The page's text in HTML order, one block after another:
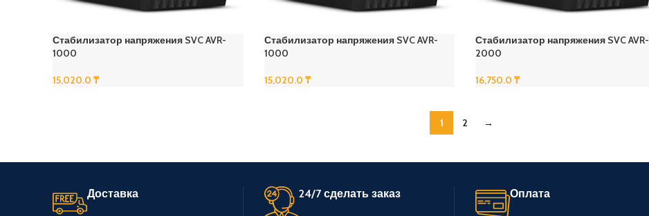
Стабилизатор напряжения SVC AVR-
1000
15,020.0 ₸
Стабилизатор напряжения SVC AVR-
1000
15,020.0 ₸
Стабилизатор напряжения SVC AVR-
2000
16,750.0 ₸
1 2 →
Доставка 24/7 сделать заказ Оплата